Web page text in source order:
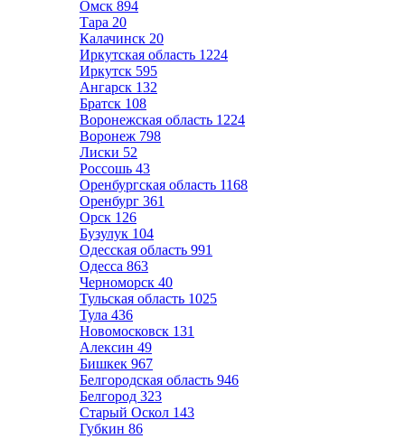
Омск 894
Тара 20
Калачинск 20
Иркутская область 1224
Иркутск 595
Ангарск 132
Братск 108
Воронежская область 1224
Воронеж 798
Лиски 52
Россошь 43
Оренбургская область 1168
Оренбург 361
Орск 126
Бузулук 104
Одесская область 991
Одесса 863
Черноморск 40
Тульская область 1025
Тула 436
Новомосковск 131
Алексин 49
Бишкек 967
Белгородская область 946
Белгород 323
Старый Оскол 143
Губкин 86